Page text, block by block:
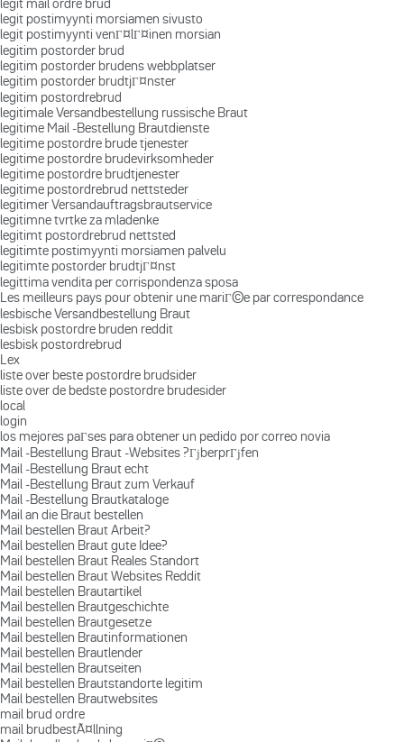
legit mail ordre brud
legit postimyynti morsiamen sivusto
legit postimyynti venГ¤lГ¤inen morsian
legitim postorder brud
legitim postorder brudens webbplatser
legitim postorder brudtjГ¤nster
legitim postordrebrud
legitimale Versandbestellung russische Braut
legitime Mail -Bestellung Brautdienste
legitime postordre brude tjenester
legitime postordre brudevirksomheder
legitime postordre brudtjenester
legitime postordrebrud nettsteder
legitimer Versandauftragsbrautservice
legitimne tvrtke za mladenke
legitimt postordrebrud nettsted
legitimte postimyynti morsiamen palvelu
legitimte postorder brudtjГ¤nst
legittima vendita per corrispondenza sposa
Les meilleurs pays pour obtenir une mariГ©e par correspondance
lesbische Versandbestellung Braut
lesbisk postordre bruden reddit
lesbisk postordrebrud
Lex
liste over beste postordre brudsider
liste over de bedste postordre brudesider
local
login
los mejores paГ­ses para obtener un pedido por correo novia
Mail -Bestellung Braut -Websites ?ГјberprГјfen
Mail -Bestellung Braut echt
Mail -Bestellung Braut zum Verkauf
Mail -Bestellung Brautkataloge
Mail an die Braut bestellen
Mail bestellen Braut Arbeit?
Mail bestellen Braut gute Idee?
Mail bestellen Braut Reales Standort
Mail bestellen Braut Websites Reddit
Mail bestellen Brautartikel
Mail bestellen Brautgeschichte
Mail bestellen Brautgesetze
Mail bestellen Brautinformationen
Mail bestellen Brautlender
Mail bestellen Brautseiten
Mail bestellen Brautstandorte legitim
Mail bestellen Brautwebsites
mail brud ordre
mail brudbestÃ¤llning